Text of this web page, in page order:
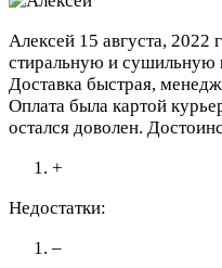
Алексей 15 августа, 2022
стиральную и
Доставка быстрая,
Оплата была картой
остался доволен.
+
Недостатки:
–